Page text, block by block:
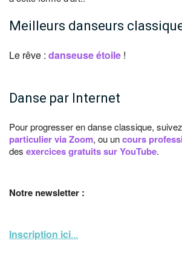
Meilleurs danseurs
Le rêve : danseuse étoile !
Danse par Internet
Pour progresser en danse classique,
particulier via Zoom, ou uncours
des exercices gratuits sur YouTube.
Notre newsletter :
Inscription ici...